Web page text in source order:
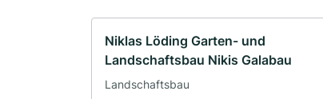
Niklas Löding Garten- und
Landschaftsbau Nikis Galabau
Landschaftsbau